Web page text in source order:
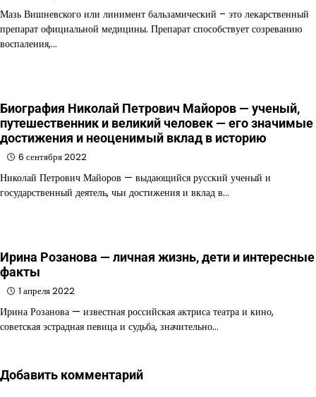
Мазь Вишневского или линимент бальзамический – это лекарственный
препарат официальной медицины. Препарат способствует созреванию
воспаления,…
Биография Николай Петрович Майоров — ученый,
путешественник и великий человек — его значимые
достижения и неоценимый вклад в историю
6 сентября 2022
Николай Петрович Майоров — выдающийся русский ученый и
государственный деятель, чьи достижения и вклад в…
Ирина Розанова — личная жизнь, дети и интересные
факты
1 апреля 2022
Ирина Розанова — известная российская актриса театра и кино,
советская эстрадная певица и судьба, значительно…
Добавить комментарий